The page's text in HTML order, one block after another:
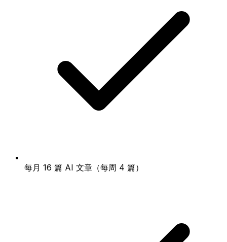
每月 16 篇 AI 文章（每周 4 篇）